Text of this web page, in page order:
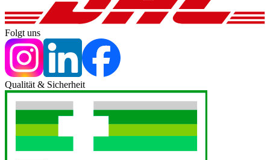
Folgt uns
Qualität & Sicherheit